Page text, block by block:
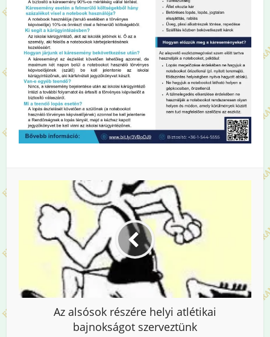
Az alsósok részére helyi atlétikai
bajnokságot szerveztünk